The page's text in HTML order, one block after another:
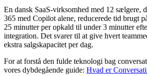
En dansk SaaS-virksomhed med 12 sælgere,
365 med Copilot alene, reducerede tid brugt
25 minutter per opkald til under 3 minutter
integration. Det svarer til at give hvert
ekstra salgskapacitet per dag.
For at forstå den fulde teknologi bag
vores dybdegående guide: Hvad er